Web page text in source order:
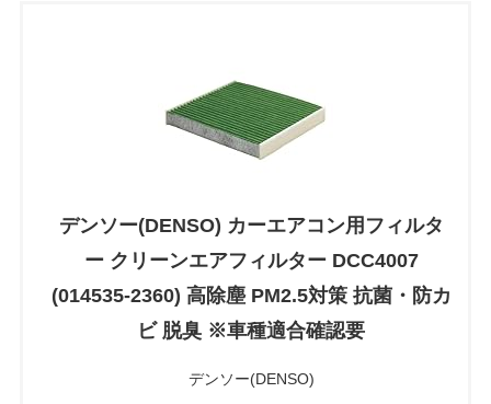
デンソー(DENSO) カーエアコン用フィルタ
ー クリーンエアフィルター DCC4007
(014535-2360) 高除塵 PM2.5対策 抗菌・防カ
ビ 脱臭 ※車種適合確認要
デンソー(DENSO)